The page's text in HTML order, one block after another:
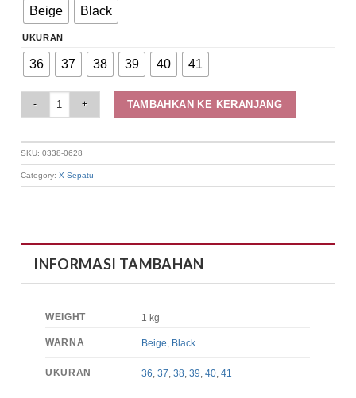
Beige Black
UKURAN
36 37 38 39 40 41
TAMBAHKAN KE KERANJANG
SKU:0338-0628
Category:X-Sepatu
INFORMASI TAMBAHAN
WEIGHT 1 kg
WARNA Beige Black
UKURAN 36 ,37 ,38 ,39 ,40 ,41